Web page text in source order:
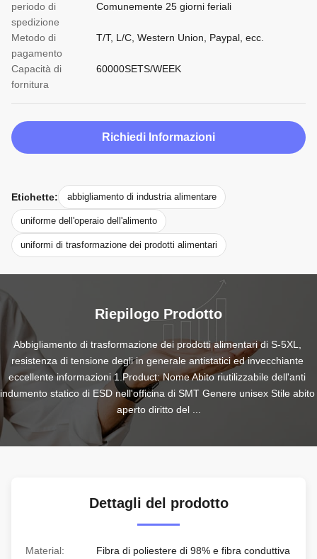
periodo di
spedizione
Comunemente 25 giorni feriali
Metodo di
pagamento
T/T, L/C, Western Union, Paypal, ecc.
Capacità di
fornitura
60000SETS/WEEK
Richiedi Informazioni
Etichette: abbigliamento di industria alimentare
uniforme dell'operaio dell'alimento
uniformi di trasformazione dei prodotti alimentari
Riepilogo Prodotto
Abbigliamento di trasformazione dei prodotti alimentari di S-5XL,
resistenza di tensione degli in generale antistatici ed invecchiante
eccellente informazioni 1.Product: Nome Abito riutilizzabile dell'anti
indumento statico di ESD nell'officina di SMT Genere unisex Stile abito
aperto diritto del ...
Dettagli del prodotto
Material:
Fibra di poliestere di 98% e fibra conduttiva